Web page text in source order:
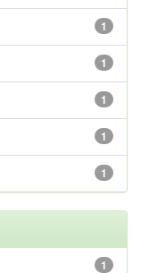
1
1
1
1
1
1